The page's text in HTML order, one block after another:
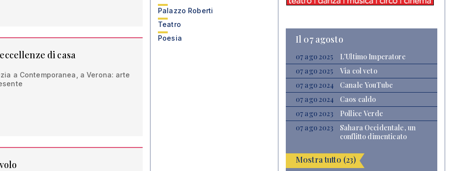
di casa
a Contemporanea, a Verona: arte
Palazzo Roberti
Teatro
Poesia
Il 07 agosto
07 ago 2025
L’Ultimo Imperatore
07 ago 2025
Via col veto
07 ago 2024
Canale YouTube
07 ago 2024
Caos caldo
07 ago 2023
Pollice Verde
07 ago 2023
Sahara Occidentale, un
conflitto dimenticato
Mostra tutto (23)